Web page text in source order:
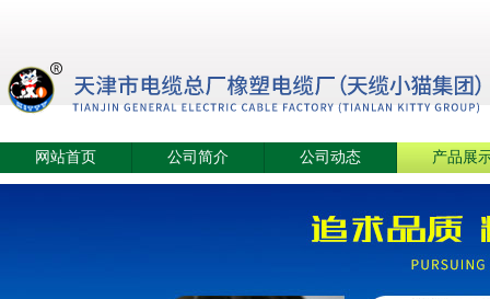
网站首页 公司简介 公司动态 产品展